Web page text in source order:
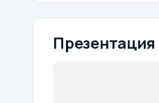
Презентация